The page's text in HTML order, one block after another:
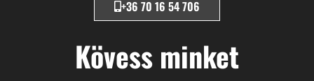
+36 70 16 54 706
Kövess minket